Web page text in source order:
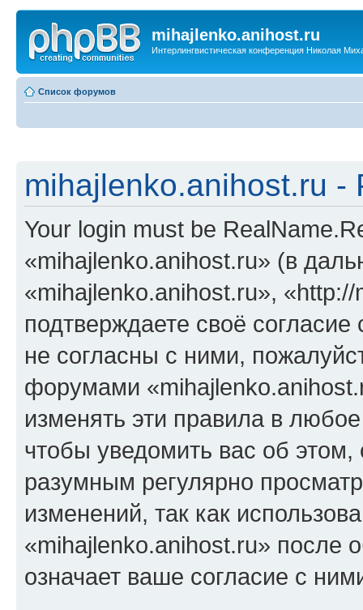
mihajlenko.anihost.ru
Интерлингвистическая конференция Николая
Список форумов
mihajlenko.anihost.ru -
Your login must be
«mihajlenko.anihost.ru» (в
«mihajlenko.anihost.ru»,
подтверждаете своё
не согласны с ними,
форумами
изменять эти правила в
чтобы уведомить вас об
разумным регулярно
изменений, так как
«mihajlenko.anihost.ru» после
означает ваше согласие с